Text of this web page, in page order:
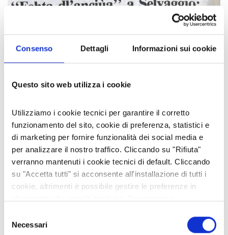
Consenso Dettagli Informazioni sui cookie
Questo sito web utilizza i cookie
Utilizziamo i cookie tecnici per garantire il corretto
funzionamento del sito, cookie di preferenza, statistici e
di marketing per fornire funzionalità dei social media e
per analizzare il nostro traffico. Cliccando su "Rifiuta"
verranno mantenuti i cookie tecnici di default. Cliccando
su "Accetta tutti" si acconsente all'installazione di tutti i
cookie, altrimenti è possibile gestire le preferenze in
delNecessari
Continua al leggere sul sito"Scuola
Guido":
Immacolata: quando a Selvaggio si